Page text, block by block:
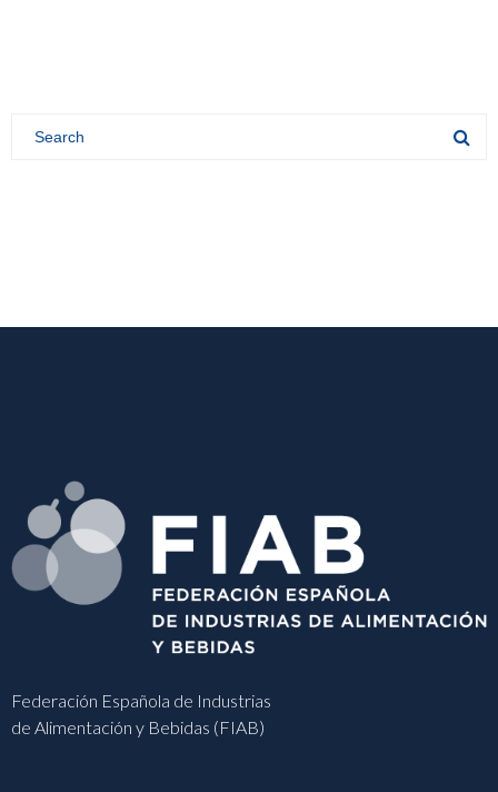
Federación Española de Industrias
de Alimentación y Bebidas (FIAB)